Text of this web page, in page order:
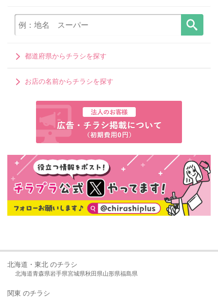
都道府県からチラシを探す
お店の名前からチラシを探す
北海道・東北 のチラシ
北海道青森県岩手県宮城県秋田県山形県福島県
関東 のチラシ